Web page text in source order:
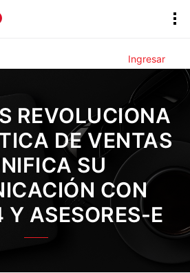
Ingresar
REVOLUCIONA
DE VENTAS
SU
CON
ASESORES-E